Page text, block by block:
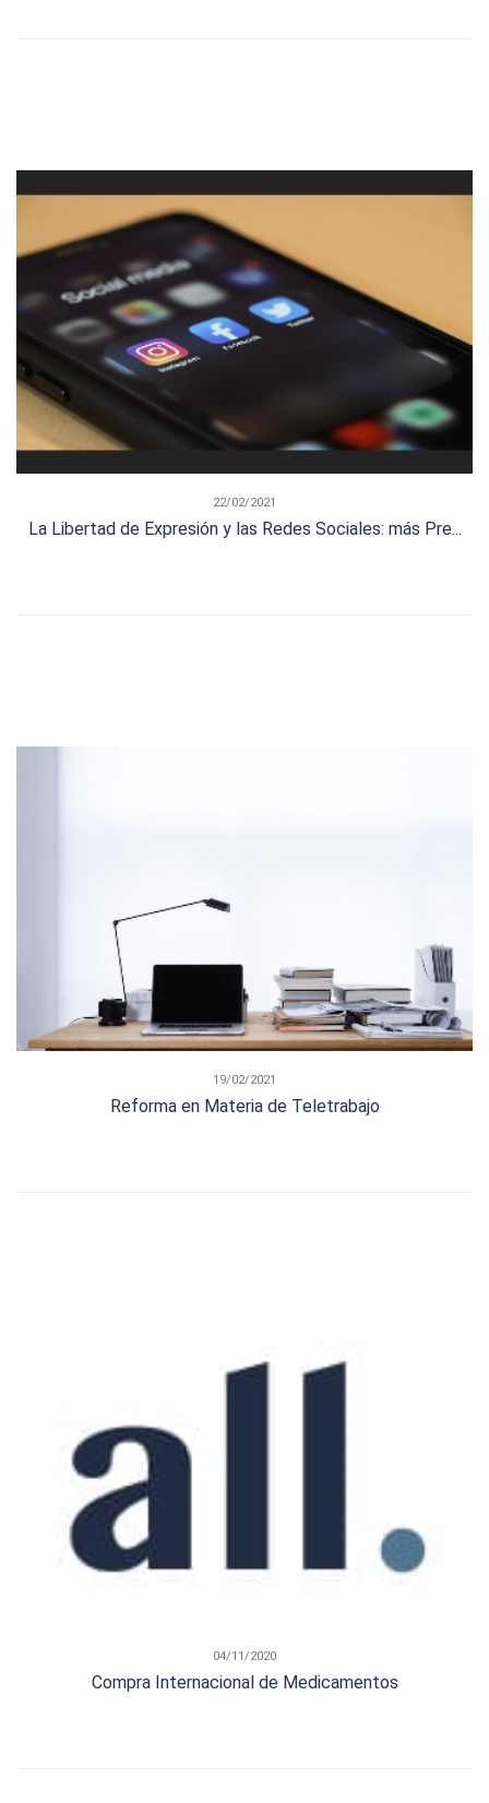
22/02/2021
La Libertad de Expresión y las Redes Sociales: más Pre...
19/02/2021
Reforma en Materia de Teletrabajo
04/11/2020
Compra Internacional de Medicamentos